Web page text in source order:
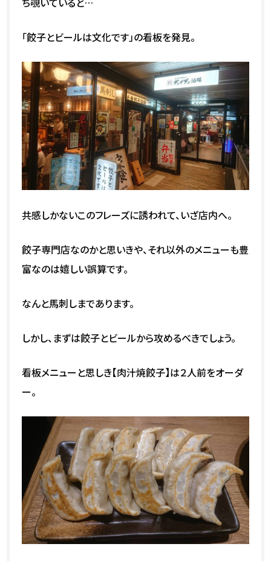
「餃子とビールは文化です」の看板を発見。
共感しかないこのフレーズに誘われて、いざ店内へ。
餃子専門店なのかと思いきや、それ以外のメニューも豊
富なのは嬉しい誤算です。
なんと馬刺しまであります。
しかし、まずは餃子とビールから攻めるべきでしょう。
看板メニューと思しき【肉汁焼餃子】は２人前をオーダ
ー。